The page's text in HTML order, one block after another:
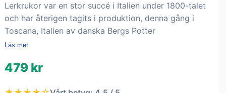
Lerkrukor var en stor succé i Italien under 1800-talet
och har återigen tagits i produktion, denna gång i
Toscana, Italien av danska Bergs Potter
Läs mer
479 kr